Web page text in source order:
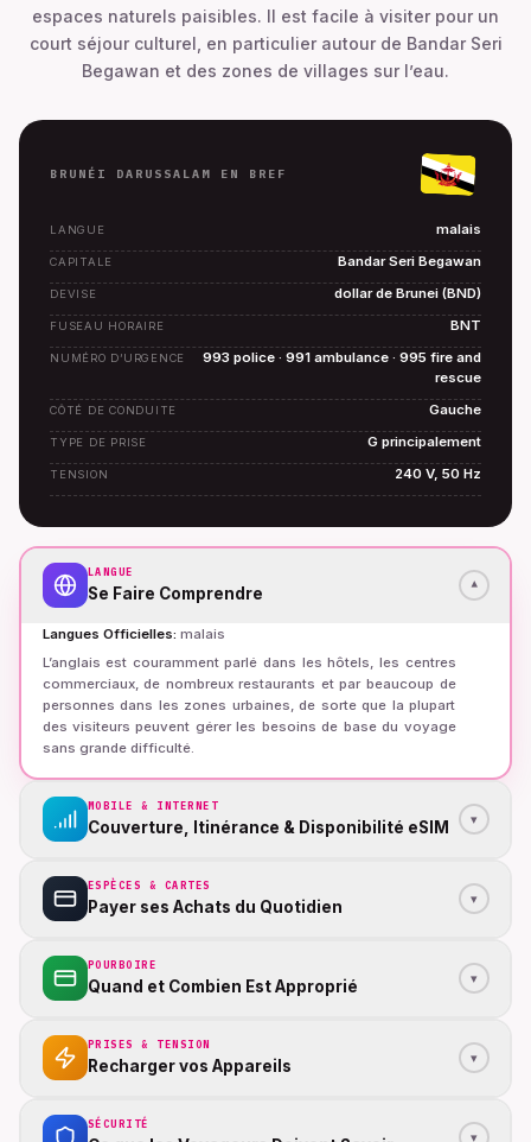
espaces naturels paisibles. Il est facile à visiter pour un
court séjour culturel, en particulier autour de Bandar Seri
Begawan et des zones de villages sur l’eau.
BRUNÉI DARUSSALAM EN BREF
LANGUE malais
CAPITALE Bandar Seri Begawan
DEVISE dollar de Brunei (BND)
FUSEAU HORAIRE BNT
NUMÉRO D’URGENCE
993 police · 991 ambulance · 995 fire and
rescue
CÔTÉ DE CONDUITE Gauche
TYPE DE PRISE G principalement
TENSION 240 V, 50 Hz
LANGUE
Se Faire Comprendre ▾
Langues Officielles: malais
L’anglais est couramment parlé dans les hôtels, les centres
commerciaux, de nombreux restaurants et par beaucoup de
personnes dans les zones urbaines, de sorte que la plupart
des visiteurs peuvent gérer les besoins de base du voyage
sans grande difficulté.
MOBILE & INTERNET
Couverture, Itinérance & Disponibilité eSIM ▾
ESPÈCES & CARTES
Payer ses Achats du Quotidien ▾
POURBOIRE
Quand et Combien Est Approprié ▾
PRISES & TENSION
Recharger vos Appareils ▾
SÉCURITÉ
▾